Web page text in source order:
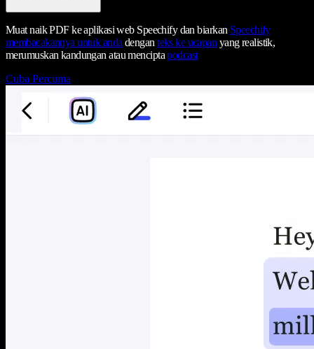
Muat naik PDF ke aplikasi web Speechify dan biarkan Speechify
membacakannya untuk anda denganteks ke ucapan yang realistik,
merumuskan kandungan atau menciptapodcast
Cuba Percuma